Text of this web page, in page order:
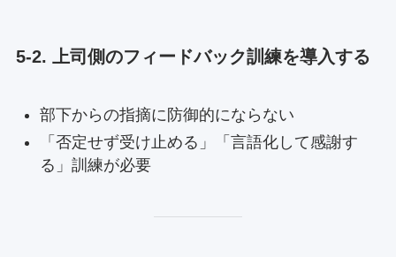
5-2. 上司側のフィードバック訓練を導入する
部下からの指摘に防御的にならない
「否定せず受け止める」「言語化して感謝す
る」訓練が必要